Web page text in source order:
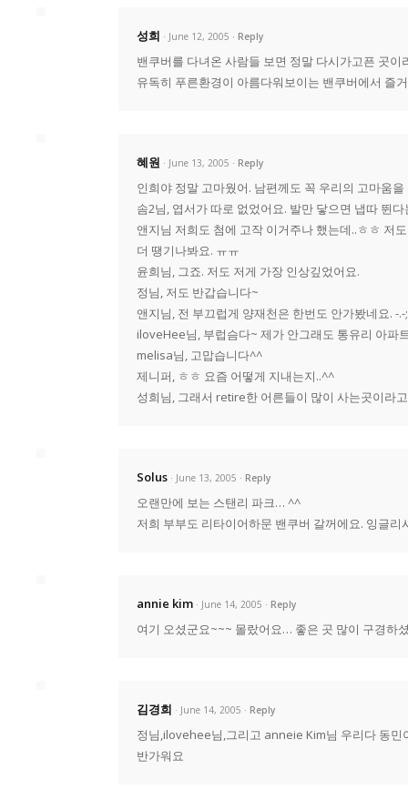
성희 · June 12, 2005 Reply
밴쿠버를 다녀온 사람들 보면 정말 다시가고픈 곳
유독히 푸른환경이 아름다워보이는 밴쿠버에서 즐
혜원 · June 13, 2005 Reply
인희야 정말 고마웠어. 남편께도 꼭 우리의 고마움
솜2님, 엽서가 따로 없었어요. 발만 닿으면 냅따 뛴
앤지님 저희도 첨에 고작 이거주나 했는데..ㅎㅎ 저
더 땡기나봐요. ㅠㅠ
윤희님, 그죠. 저도 저게 가장 인상깊었어요.
정님, 저도 반갑습니다~
앤지님, 전 부끄럽게 양재천은 한번도 안가봤네요. -.-;
iloveHee님, 부럽슴다~ 제가 안그래도 통유리 아
melisa님, 고맙습니다^^
제니퍼, ㅎㅎ 요즘 어떻게 지내는지..^^
성희님, 그래서 retire한 어른들이 많이 사는곳이라
Solus · June 13, 2005 Reply
오랜만에 보는 스탠리 파크… ^^
저희 부부도 리타이어하문 밴쿠버 갈꺼에요. 잉글
annie kim · June 14, 2005 Reply
여기 오셨군요~~~ 몰랐어요… 좋은 곳 많이 구경
김경희 · June 14, 2005 Reply
정님,ilovehee님,그리고 anneie Kim님 우리다 동민
반가워요